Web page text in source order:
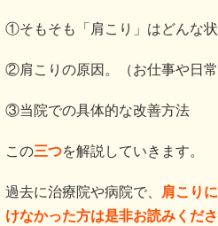
①そもそも「肩こり」はどんな状
②肩こりの原因。（お仕事や日常
③当院での具体的な改善方法
この三つを解説していきます。
過去に治療院や病院で、 肩こり
けなかった方は是非お読みくだ